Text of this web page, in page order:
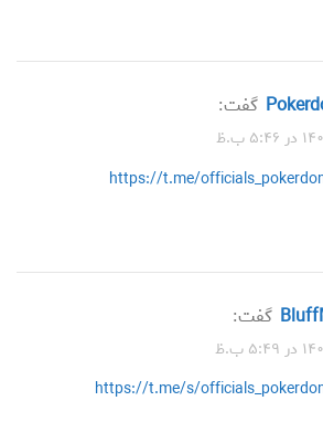
گفت:
https://t.me/
گفت:
https://t.me/s/